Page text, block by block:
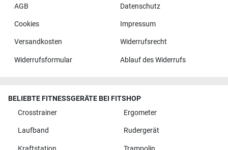
AGB
Datenschutz
Cookies Impressum
Versandkosten Widerrufsrecht
Widerrufsformular Ablauf des Widerrufs
BELIEBTE FITNESSGERÄTE BEI FITSHOP
Crosstrainer
Ergometer
Laufband Rudergerät